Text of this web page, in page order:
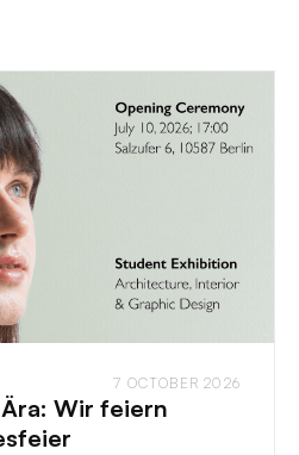
7 OCTOBER 2026
Wir feiern